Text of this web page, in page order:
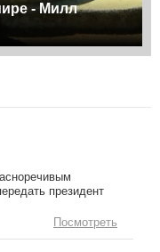
- Милл
президент
Посмотреть